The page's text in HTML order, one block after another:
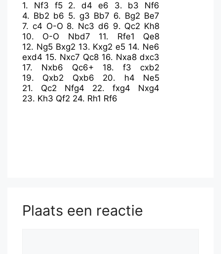
1. Nf3 f5 2. d4 e6 3. b3
Nf6
4. Bb2 b6 5. g3 Bb7 6. Bg2 Be7
7. c4 O-O 8. Nc3 d6 9. Qc2 Kh8
10. O-O Nbd7 11. Rfe1
Qe8
12. Ng5 Bxg2 13. Kxg2 e5 14. Ne6
exd4 15. Nxc7 Qc8 16. Nxa8 dxc3
17. Nxb6 Qc6+ 18. f3
cxb2
19. Qxb2 Qxb6 20. h4
Ne5
21. Qc2 Nfg4 22. fxg4
Nxg4
23. Kh3 Qf2 24. Rh1 Rf6
Plaats een reactie